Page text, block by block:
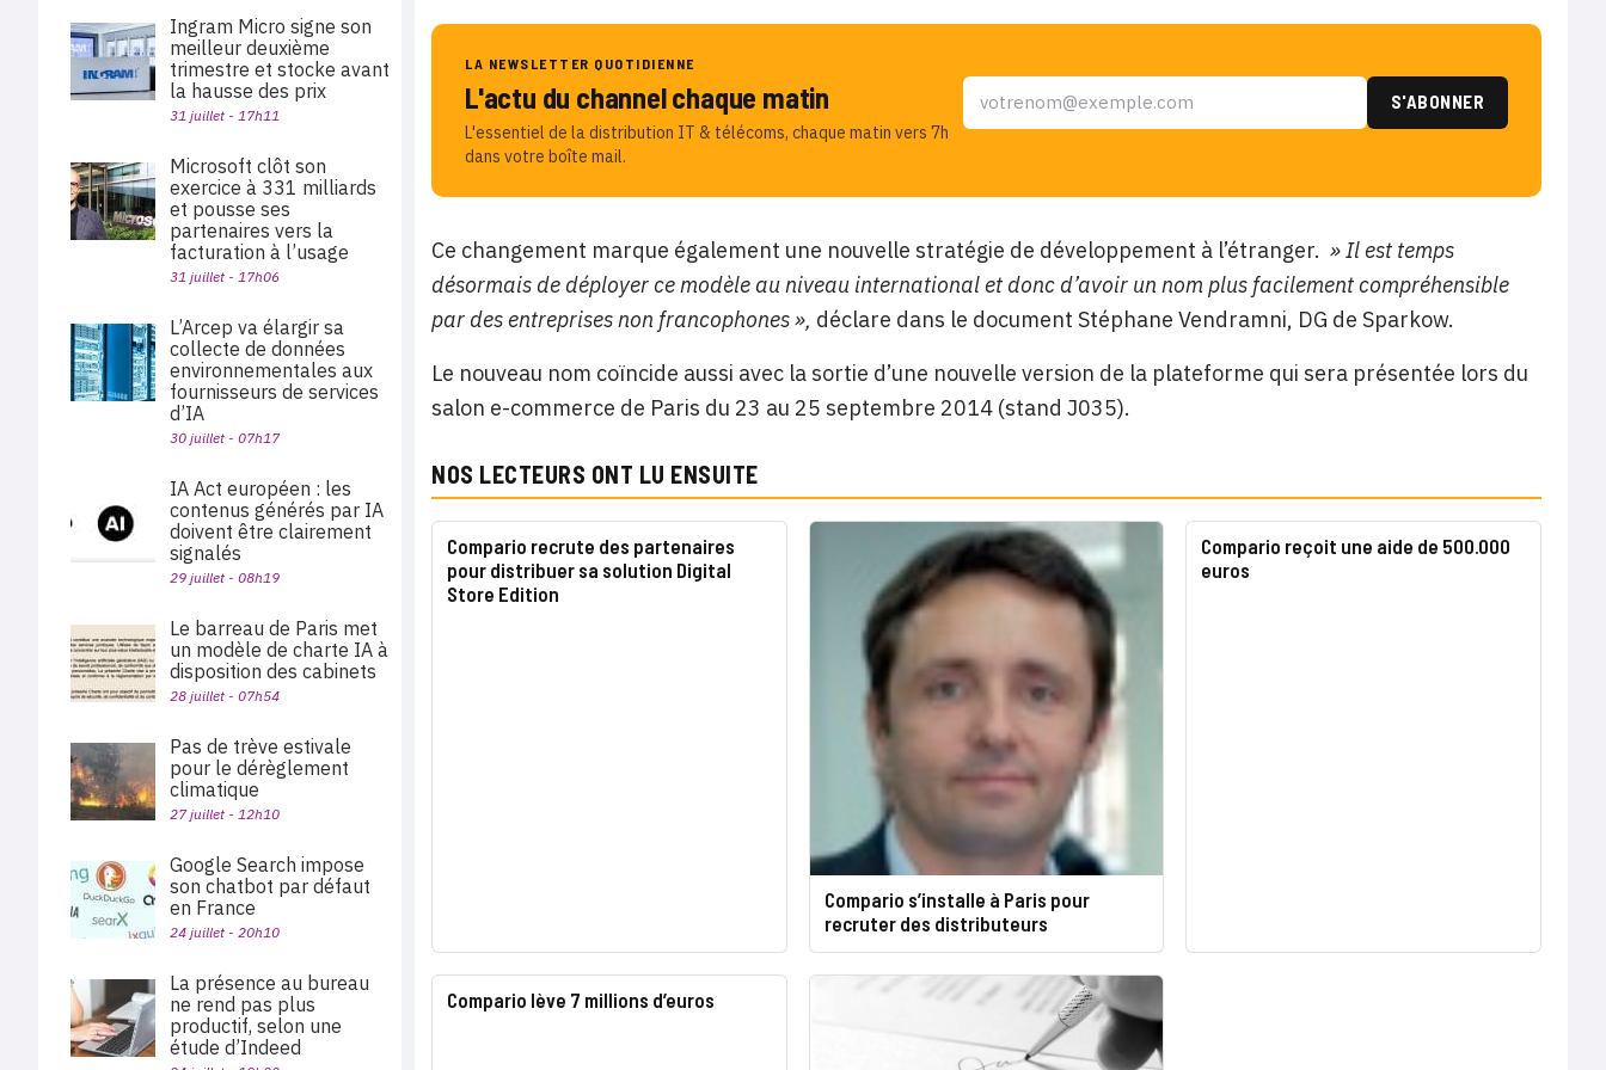
LA NEWSLETTER QUOTIDIENNE
L'actu du channel chaque matin
L'essentiel de la distribution IT & télécoms, chaque matin vers 7h
dans votre boîte mail.
Ce changement marque également une nouvelle stratégie de développement à l’étranger. » Il est temps
désormais de déployer ce modèle au niveau international et donc d’avoir un nom plus facilement compréhensible
par des entreprises non francophones », déclare dans le document Stéphane Vendramni, DG de Sparkow.
Le nouveau nom coïncide aussi avec la sortie d’une nouvelle version de la plateforme qui sera présentée lors du
salon e-commerce de Paris du 23 au 25 septembre 2014 (stand J035).
NOS LECTEURS ONT LU ENSUITE
Compario recrute des partenaires
pour distribuer sa solution Digital
Store Edition
Compario s’installe à Paris pour
recruter des distributeurs
Compario reçoit une aide de 500.000
euros
Compario lève 7 millions d’euros
Ingram Micro signe son
meilleur deuxième
trimestre et stocke avant
la hausse des prix
31 juillet - 17h11
Microsoft clôt son
exercice à 331 milliards
et pousse ses
partenaires vers la
facturation à l’usage
31 juillet - 17h06
L’Arcep va élargir sa
collecte de données
environnementales aux
fournisseurs de services
d’IA
30 juillet - 07h17
IA Act européen : les
contenus générés par IA
doivent être clairement
signalés
29 juillet - 08h19
Le barreau de Paris met
un modèle de charte IA à
disposition des cabinets
28 juillet - 07h54
Pas de trève estivale
pour le dérèglement
climatique
27 juillet - 12h10
Google Search impose
son chatbot par défaut
en France
24 juillet - 20h10
La présence au bureau
ne rend pas plus
productif, selon une
étude d’Indeed